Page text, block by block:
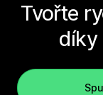
Tvořte
díky